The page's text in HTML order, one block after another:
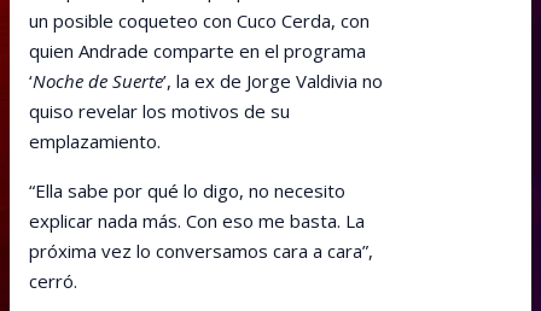
un posible coqueteo con Cuco Cerda, con
quien Andrade comparte en el programa
‘Noche de Suerte’, la ex de Jorge Valdivia no
quiso revelar los motivos de su
emplazamiento.
“Ella sabe por qué lo digo, no necesito
explicar nada más. Con eso me basta. La
próxima vez lo conversamos cara a cara”,
cerró.